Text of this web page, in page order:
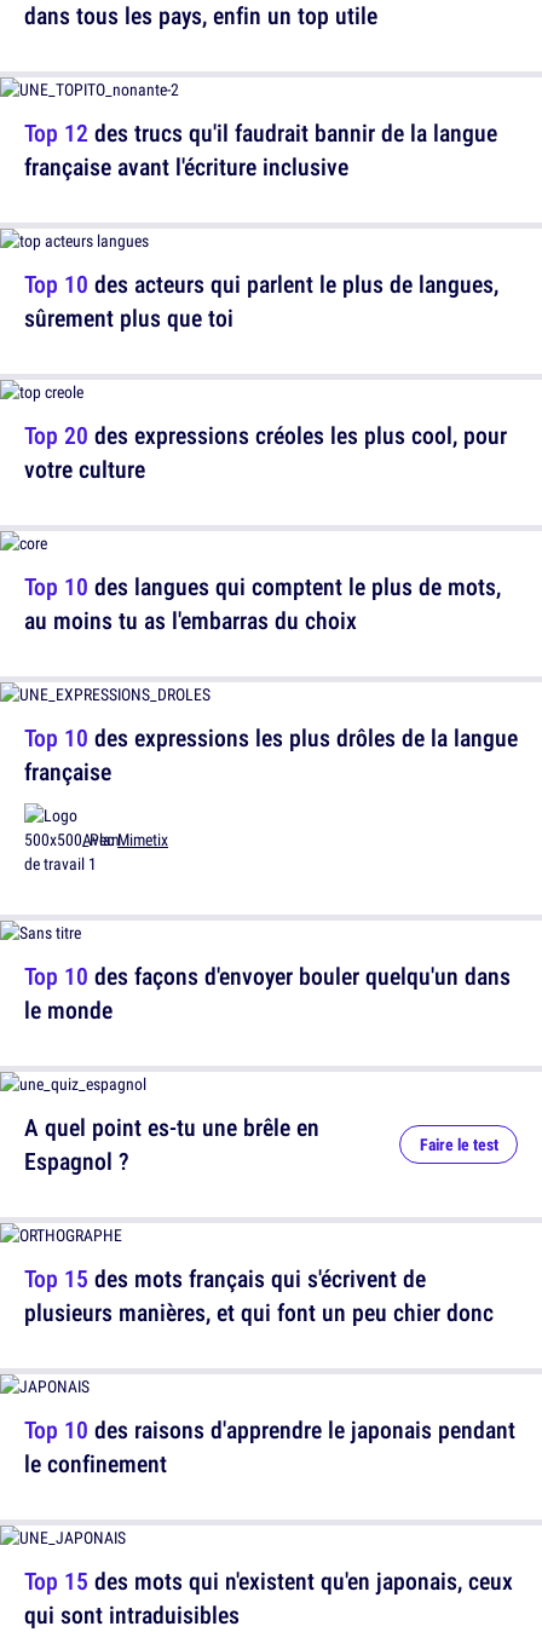
Top 12 des trucs qu'il faudrait bannir de la langue
française avant l'écriture inclusive
Top 20 des expressions créoles les plus cool, pour
votre culture
Top 10 des expressions les plus drôles de la langue
française
AvecMimetix
A quel point es-tu une brêle en
Espagnol ?
Faire le test
Top 10 des raisons d'apprendre le japonais pendant
le confinement
dans tous les pays, enfin un top utile
Top 10 des acteurs qui parlent le plus de langues,
sûrement plus que toi
Top 10 des langues qui comptent le plus de mots,
au moins tu as l'embarras du choix
Top 10 des façons d'envoyer bouler quelqu'un dans
le monde
Top 15 des mots français qui s'écrivent de
plusieurs manières, et qui font un peu chier donc
Top 15 des mots qui n'existent qu'en japonais, ceux
qui sont intraduisibles